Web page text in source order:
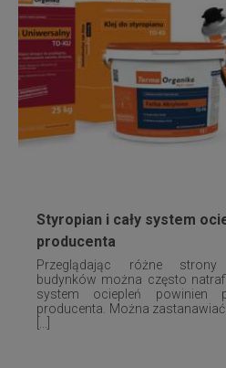
Styropian i cały system
producenta
Przeglądając różne strony
budynków można często
system ociepleń powinien
producenta. Można